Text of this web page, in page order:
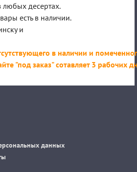
любых десертах.
есть в наличии.
и
в наличии и
"под заказ" сотавляет 3 рабочих
данных